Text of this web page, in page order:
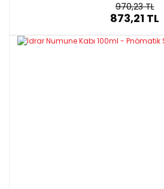
970,23 TL
873,21 TL